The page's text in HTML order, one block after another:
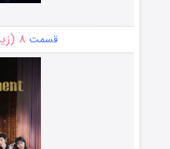
قسمت ۸ (زیرنویس)